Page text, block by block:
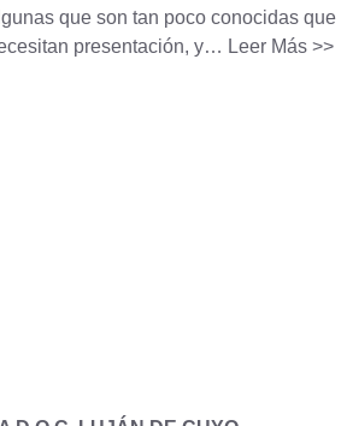
que son tan poco conocidas que
presentación, y… Leer Más >>